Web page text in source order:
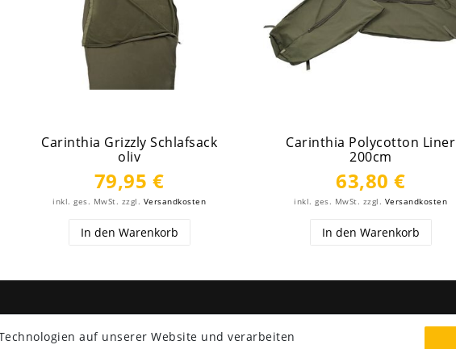
Carinthia Grizzly Schlafsack
oliv
79,95 €
inkl. ges. MwSt. zzgl. Versandkosten
In den Warenkorb
Carinthia Polycotton Liner
200cm
63,80 €
inkl. ges. MwSt. zzgl. Versandkosten
In den Warenkorb
auf unserer Website und verarbeiten